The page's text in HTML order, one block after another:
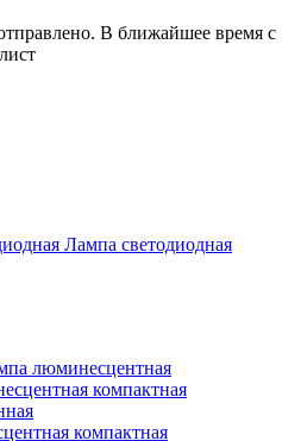
В ближайшее время с
Лампа светодиодная
люминесцентная
компактная